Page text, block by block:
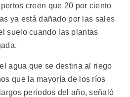
creen que 20 por ciento
ya está dañado por las sales
suelo cuando las plantas
agua que se destina al riego
que la mayoría de los ríos
períodos del año, señaló